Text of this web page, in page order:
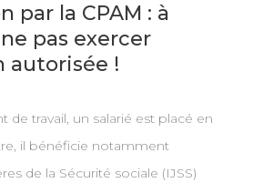
par la CPAM : à
pas exercer
autorisée !
de travail, un salarié est placé en
il bénéficie notamment
de la Sécurité sociale (IJSS)